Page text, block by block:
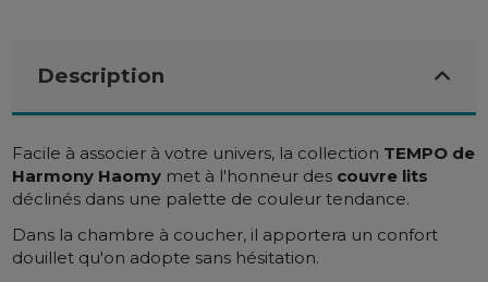
Description
Facile à associer à votre univers, la collection TEMPO de
Harmony Haomy met à l'honneur des couvre lits
déclinés dans une palette de couleur tendance.
Dans la chambre à coucher, il apportera un confort
douillet qu'on adopte sans hésitation.